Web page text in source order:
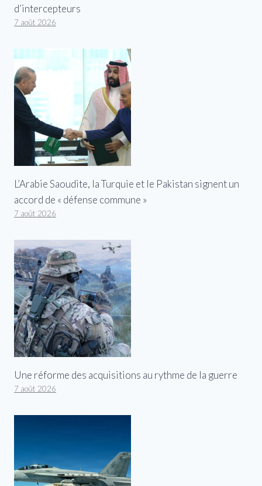
d’intercepteurs
7 août 2026
L’Arabie Saoudite, la Turquie et le Pakistan signent un
accord de « défense commune »
7 août 2026
Une réforme des acquisitions au rythme de la guerre
7 août 2026